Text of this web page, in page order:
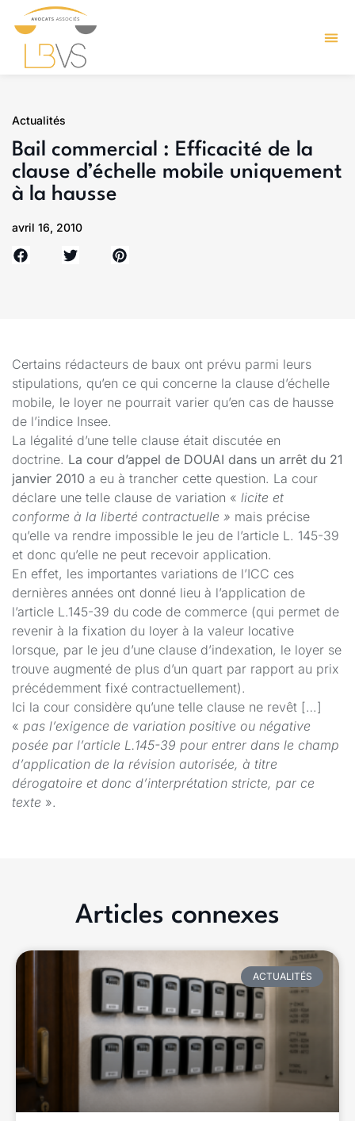
Actualités
Bail commercial : Efficacité de la
clause d’échelle mobile uniquement
à la hausse
avril 16, 2010
Certains rédacteurs de baux ont prévu parmi leurs
stipulations, qu’en ce qui concerne la clause d’échelle
mobile, le loyer ne pourrait varier qu’en cas de hausse
de l’indice Insee.
La légalité d’une telle clause était discutée en
doctrine. La cour d’appel de DOUAI dans un arrêt du 21
janvier 2010 a eu à trancher cette question. La cour
déclare une telle clause de variation « licite et
conforme à la liberté contractuelle » mais précise
qu’elle va rendre impossible le jeu de l’article L. 145-39
et donc qu’elle ne peut recevoir application.
En effet, les importantes variations de l’ICC ces
dernières années ont donné lieu à l’application de
l’article L.145-39 du code de commerce (qui permet de
revenir à la fixation du loyer à la valeur locative
lorsque, par le jeu d’une clause d’indexation, le loyer se
trouve augmenté de plus d’un quart par rapport au prix
précédemment fixé contractuellement).
Ici la cour considère qu’une telle clause ne revêt […]
« pas l’exigence de variation positive ou négative
posée par l’article L.145-39 pour entrer dans le champ
d’application de la révision autorisée, à titre
dérogatoire et donc d’interprétation stricte, par ce
texte ».
Articles connexes
ACTUALITÉS